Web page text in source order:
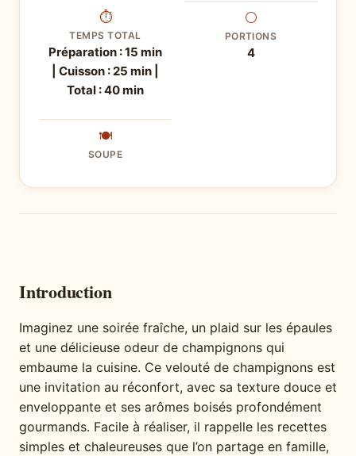
⏱
TEMPS TOTAL
Préparation : 15 min
| Cuisson : 25 min |
Total : 40 min
⚪
PORTIONS
4
🍽
SOUPE
Introduction
Imaginez une soirée fraîche, un plaid sur les épaules
et une délicieuse odeur de champignons qui
embaume la cuisine. Ce velouté de champignons est
une invitation au réconfort, avec sa texture douce et
enveloppante et ses arômes boisés profondément
gourmands. Facile à réaliser, il rappelle les recettes
simples et chaleureuses que l’on partage en famille,